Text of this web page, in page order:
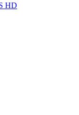
HD